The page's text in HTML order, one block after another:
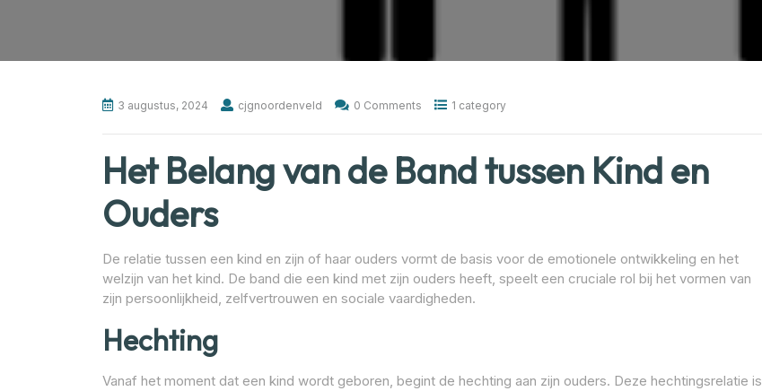
3 augustus, 2024 cjgnoordenveld 0 Comments 1 category
Het Belang van de Band tussen Kind en
Ouders
De relatie tussen een kind en zijn of haar ouders vormt de basis voor de emotionele ontwikkeling en het
welzijn van het kind. De band die een kind met zijn ouders heeft, speelt een cruciale rol bij het vormen van
zijn persoonlijkheid, zelfvertrouwen en sociale vaardigheden.
Hechting
Vanaf het moment dat een kind wordt geboren, begint de hechting aan zijn ouders. Deze hechtingsrelatie is